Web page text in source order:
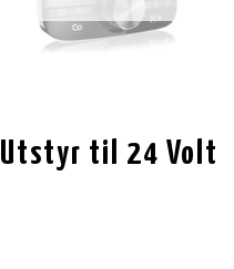
Utstyr til 24 Volt